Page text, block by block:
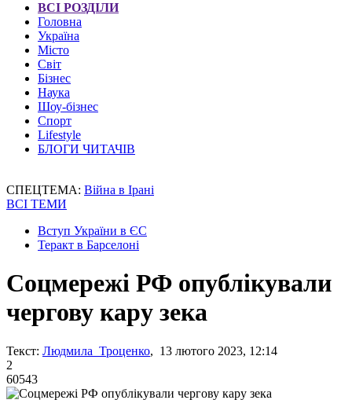
ВСІ РОЗДІЛИ
Головна
Україна
Місто
Світ
Бізнес
Наука
Шоу-бізнес
Спорт
Lifestyle
БЛОГИ ЧИТАЧІВ
СПЕЦТЕМА: Війна в Ірані
ВСІ ТЕМИ
Вступ України в ЄС
Теракт в Барселоні
Соцмережі РФ опублікували
чергову кару зека
Текст: Людмила Троценко, 13 лютого 2023, 12:14
2
60543